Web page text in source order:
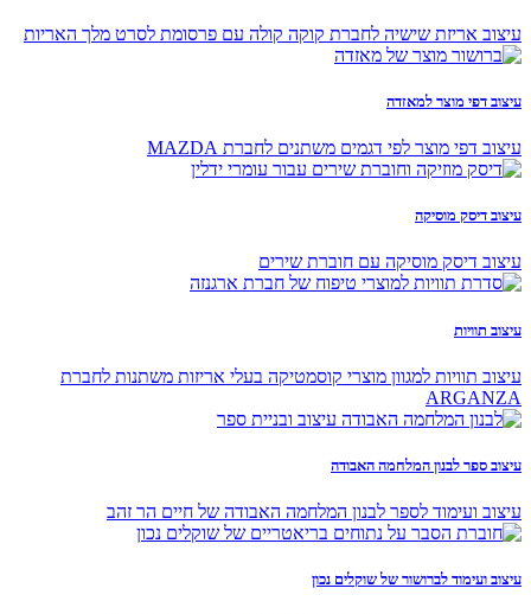
עיצוב אריזת שישיה לחברת קוקה קולה עם פרסומת לסרט מלך האריות
עיצוב דפי מוצר למאזדה
עיצוב דפי מוצר לפי דגמים משתנים לחברת MAZDA
עיצוב דיסק מוסיקה
עיצוב דיסק מוסיקה עם חוברת שירים
עיצוב תוויות
עיצוב תוויות למגוון מוצרי קוסמטיקה בעלי אריזות משתנות לחברת
ARGANZA
עיצוב ספר לבנון המלחמה האבודה
עיצוב ועימוד לספר לבנון המלחמה האבודה של חיים הר זהב
עיצוב ועימוד לברושור של שוקלים נכון